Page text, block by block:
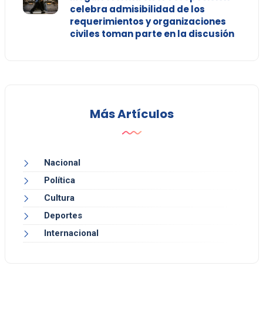
celebra admisibilidad de los
requerimientos y organizaciones
civiles toman parte en la discusión
Más Artículos
Nacional
Política
Cultura
Deportes
Internacional